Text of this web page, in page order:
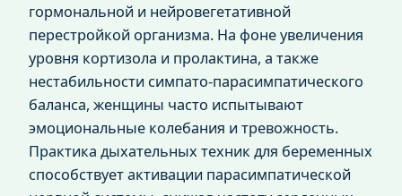
гормональной и нейровегетативной
перестройкой организма. На фоне увеличения
уровня кортизола и пролактина, а также
нестабильности симпато-парасимпатического
баланса, женщины часто испытывают
эмоциональные колебания и тревожность.
Практика дыхательных техник для беременных
способствует активации парасимпатической